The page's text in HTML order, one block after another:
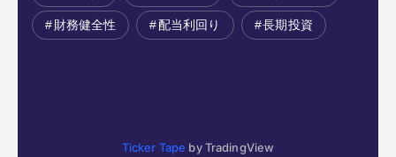
財務健全性 配当利回り 長期投資
Ticker Tape by TradingView